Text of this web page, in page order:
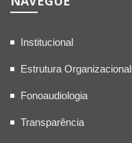
Institucional
Estrutura Organizacional
Fonoaudiologia
Transparência